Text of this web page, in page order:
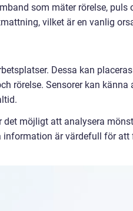
som mäter rörelse, puls
vilket är en vanlig
Dessa kan
rörelse. Sensorer kan känna
möjligt att analysera
information är värdefull för att